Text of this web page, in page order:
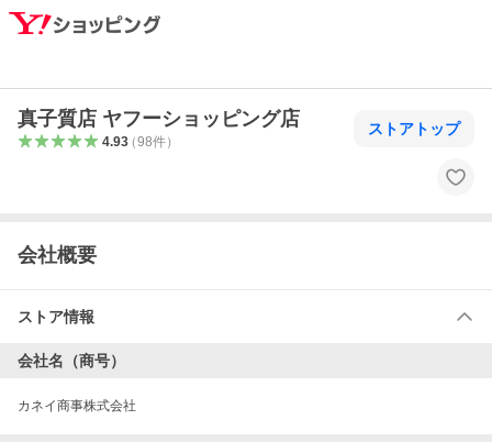
真子質店 ヤフーショッピング店
4.93（98件）
ストアトップ
会社概要
ストア情報
会社名（商号）
カネイ商事株式会社